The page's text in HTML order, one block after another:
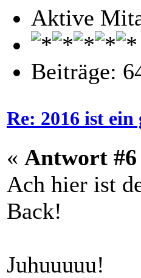
Aktive
Beiträge:
Re: 2016 ist ein
« Antwort #6
Ach hier ist
Back!
Juhuuuuu!